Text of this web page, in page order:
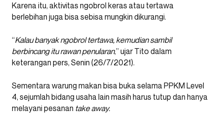
Karena itu, aktivitas ngobrol keras atau tertawa
berlebihan juga bisa sebisa mungkin dikurangi.
“Kalau banyak ngobrol tertawa, kemudian sambil
berbincang itu rawan penularan,” ujar Tito dalam
keterangan pers, Senin (26/7/2021).
Sementara warung makan bisa buka selama PPKM Level
4, sejumlah bidang usaha lain masih harus tutup dan hanya
melayani pesanan take away.